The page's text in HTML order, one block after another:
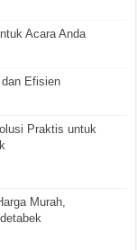
Acara Anda
Efisien
Praktis untuk
Murah,